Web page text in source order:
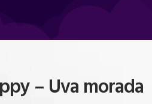
– Uva morada